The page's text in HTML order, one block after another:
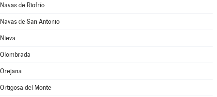
Navas de Riofrío
Navas de San Antonio
Nieva
Olombrada
Orejana
Ortigosa del Monte